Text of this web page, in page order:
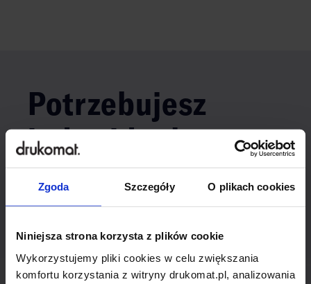
Zgoda Szczegóły O plikach cookies
Niniejsza strona korzysta z plików cookie
Wykorzystujemy pliki cookies w celu zwiększania
komfortu korzystania z witryny drukomat.pl, analizowania
Potrzebujesz
indywidualnego
rozwiązania?
Odezwij się do nas, aby omówić
Skontaktuj się